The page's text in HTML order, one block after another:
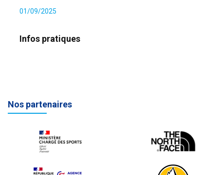
01/09/2025
Infos pratiques
Nos partenaires